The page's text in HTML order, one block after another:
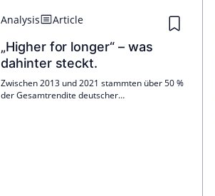
Analysis Article
„Higher for longer“ – was
dahinter steckt.
Zwischen 2013 und 2021 stammten über 50 %
der Gesamtrendite deutscher